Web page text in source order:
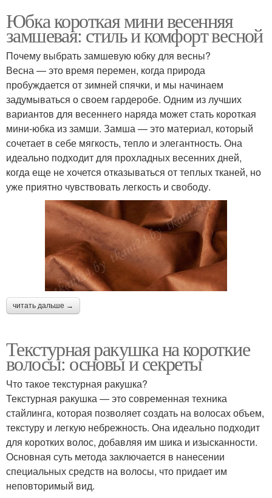
Юбка короткая мини весенняя
замшевая: стиль и комфорт весной
Почему выбрать замшевую юбку для весны?
Весна — это время перемен, когда природа
пробуждается от зимней спячки, и мы начинаем
задумываться о своем гардеробе. Одним из лучших
вариантов для весеннего наряда может стать короткая
мини-юбка из замши. Замша — это материал, который
сочетает в себе мягкость, тепло и элегантность. Она
идеально подходит для прохладных весенних дней,
когда еще не хочется отказываться от теплых тканей, но
уже приятно чувствовать легкость и свободу.
читать дальше →
Текстурная ракушка на короткие
волосы: основы и секреты
Что такое текстурная ракушка?
Текстурная ракушка — это современная техника
стайлинга, которая позволяет создать на волосах объем,
текстуру и легкую небрежность. Она идеально подходит
для коротких волос, добавляя им шика и изысканности.
Основная суть метода заключается в нанесении
специальных средств на волосы, что придает им
неповторимый вид.